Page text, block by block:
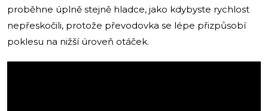
proběhne úplně stejně hladce, jako kdybyste rychlost
nepřeskočili, protože převodovka se lépe přizpůsobí
poklesu na nižší úroveň otáček.